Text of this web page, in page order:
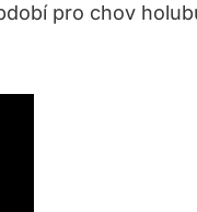
pro chov